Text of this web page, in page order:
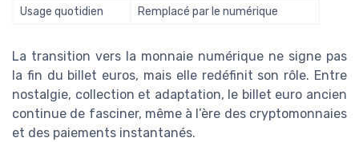
Usage quotidien
Remplacé par le numérique
La transition vers la monnaie numérique ne signe pas
la fin du billet euros, mais elle redéfinit son rôle. Entre
nostalgie, collection et adaptation, le billet euro ancien
continue de fasciner, même à l’ère des cryptomonnaies
et des paiements instantanés.